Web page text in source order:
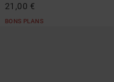
21,00 €
BONS PLANS